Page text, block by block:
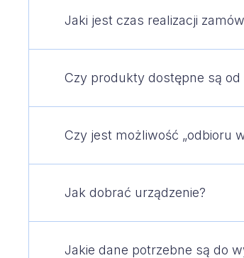
Jaki jest czas realizacji
Czy produkty dostępne są od
Czy jest możliwość „odbioru
Jak dobrać urządzenie?
Jakie dane potrzebne są do